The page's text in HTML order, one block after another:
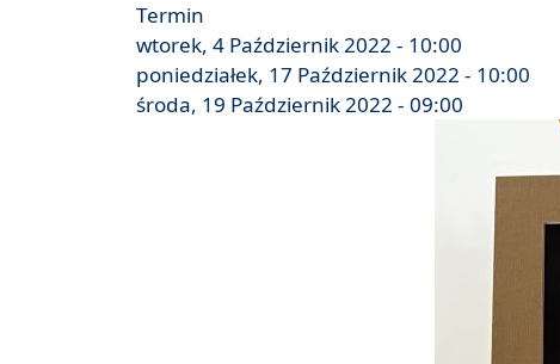
Termin
wtorek, 4 Październik 2022 - 10:00
poniedziałek, 17 Październik 2022 - 10:00
środa, 19 Październik 2022 - 09:00